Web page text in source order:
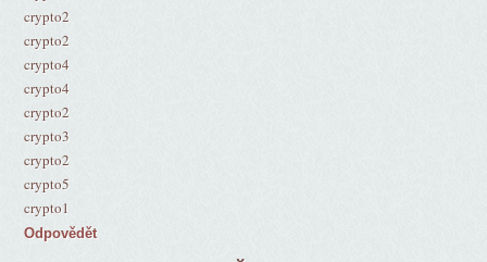
crypto2
crypto2
crypto4
crypto4
crypto2
crypto3
crypto2
crypto5
crypto1
Odpovědět